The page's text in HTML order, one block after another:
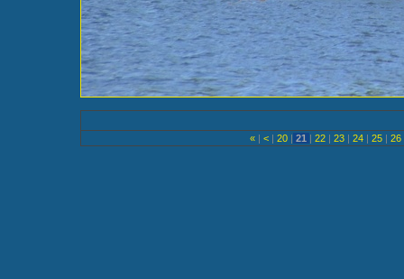
« | < | 20 | 21 | 22 | 23 | 24 | 25 | 26